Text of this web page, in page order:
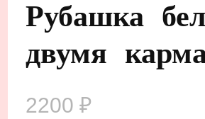
Рубашка
двумя
2200₽